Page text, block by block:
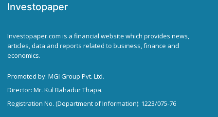
Investopaper
Investopaper.com is a financial website which provides news,
articles, data and reports related to business, finance and
economics.
Promoted by: MGI Group Pvt. Ltd.
Director: Mr. Kul Bahadur Thapa.
Registration No. (Department of Information): 1223/075-76